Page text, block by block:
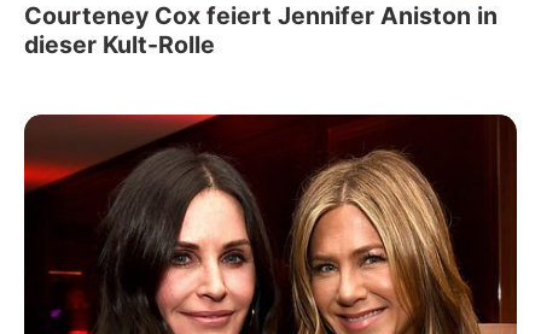
Courteney Cox feiert Jennifer Aniston in
dieser Kult-Rolle